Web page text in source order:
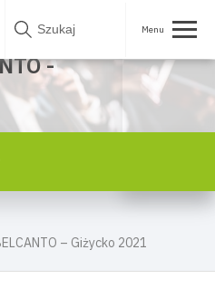
– Giżycko 2021
-
07